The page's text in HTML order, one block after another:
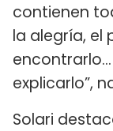
contienen
la alegría, el
explicarlo”,
Solari